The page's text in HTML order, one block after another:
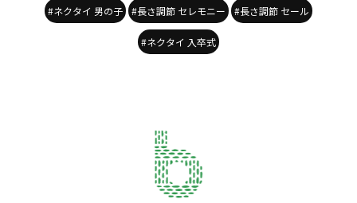
#ネクタイ 男の子 #長さ調節 セレモニー #長さ調節 セール
#ネクタイ 入卒式